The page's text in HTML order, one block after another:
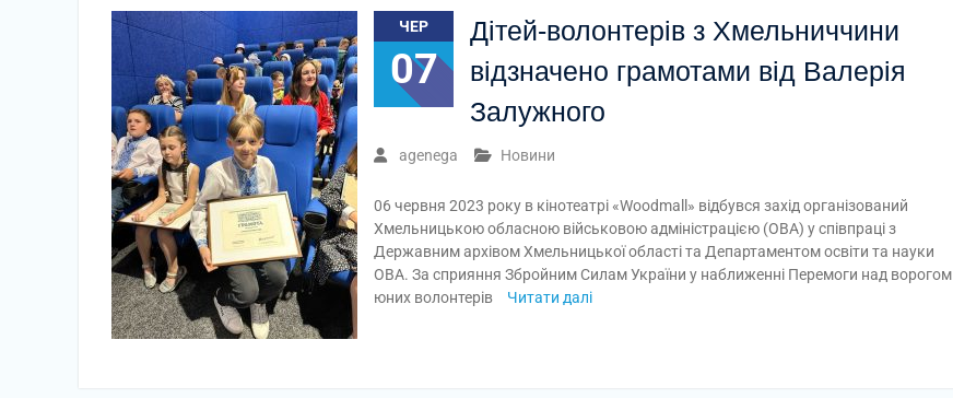
ЧЕР
07
Дітей-волонтерів з Хмельниччини
відзначено грамотами від Валерія
Залужного
agenega Новини
06 червня 2023 року в кінотеатрі «Woodmall» відбувся захід організований
Хмельницькою обласною військовою адміністрацією (ОВА) у співпраці з
Державним архівом Хмельницької області та Департаментом освіти та науки
ОВА. За сприяння Збройним Силам України у наближенні Перемоги над ворогом
юних волонтерів
Читати далі